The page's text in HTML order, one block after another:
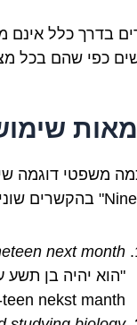
בדרך כלל אינם
כפי שהם בכל
משפטי דוגמה
next month.
nekst manth)